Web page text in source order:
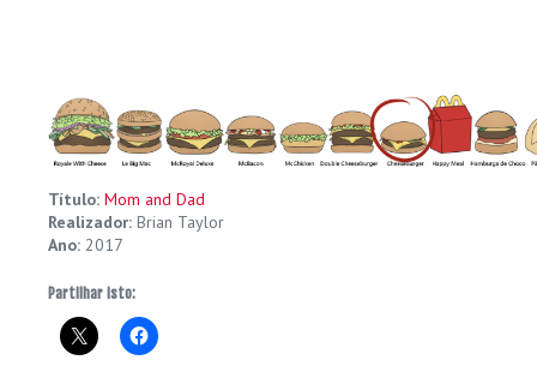
Título: Mom and Dad
Realizador: Brian Taylor
Ano: 2017
Partilhar isto: